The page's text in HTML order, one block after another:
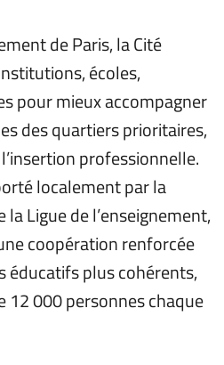
de Paris, la Cité
écoles,
pour mieux accompagner
des quartiers prioritaires,
professionnelle.
localement par la
Ligue de l’enseignement,
coopération renforcée
éducatifs plus cohérents,
12 000 personnes chaque